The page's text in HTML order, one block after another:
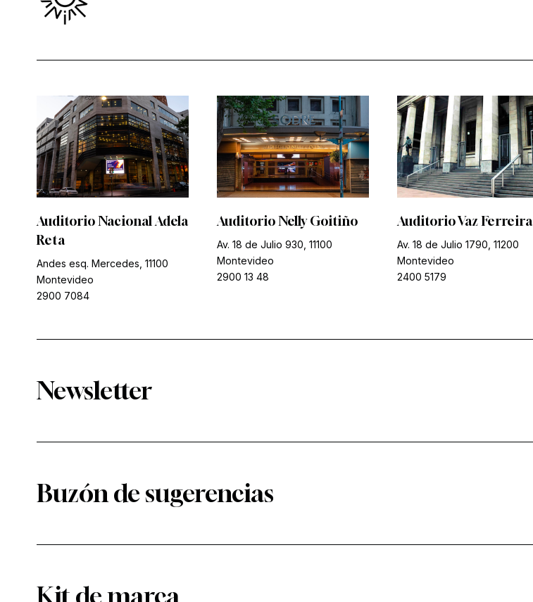
Auditorio Nacional Adela
Reta
Andes esq. Mercedes, 11100
Montevideo
2900 7084
Auditorio Nelly Goitiño
Av. 18 de Julio 930, 11100
Montevideo
2900 13 48
Auditorio Vaz Ferreira
Av. 18 de Julio 1790, 11200
Montevideo
2400 5179
Newsletter
Buzón de sugerencias
Kit de marca